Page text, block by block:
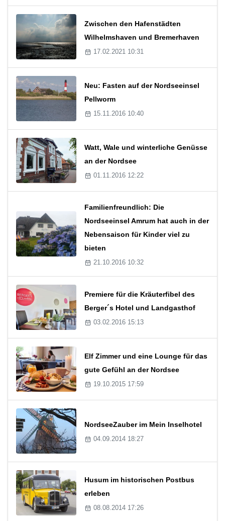
Zwischen den Hafenstädten
Wilhelmshaven und Bremerhaven
17.02.2021 10:31
Neu: Fasten auf der Nordseeinsel
Pellworm
15.11.2016 10:40
Watt, Wale und winterliche Genüsse
an der Nordsee
01.11.2016 12:22
Familienfreundlich: Die
Nordseeinsel Amrum hat auch in der
Nebensaison für Kinder viel zu
bieten
21.10.2016 10:32
Premiere für die Kräuterfibel des
Berger´s Hotel und Landgasthof
03.02.2016 15:13
Elf Zimmer und eine Lounge für das
gute Gefühl an der Nordsee
19.10.2015 17:59
NordseeZauber im Mein Inselhotel
04.09.2014 18:27
Husum im historischen Postbus
erleben
08.08.2014 17:26